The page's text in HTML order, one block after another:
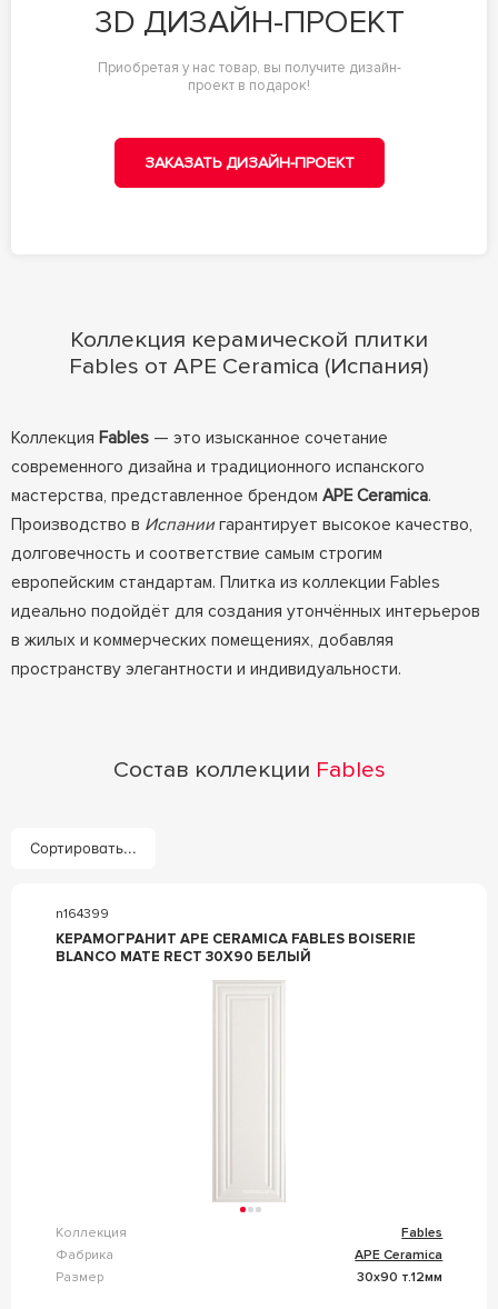
3D ДИЗАЙН-ПРОЕКТ
Приобретая у нас товар, вы получите дизайн-
проект в подарок!
ЗАКАЗАТЬ ДИЗАЙН-ПРОЕКТ
Коллекция керамической плитки
Fables от APE Ceramica (Испания)
Коллекция Fables— это изысканное сочетание
современного дизайна и традиционного испанского
мастерства, представленное брендом APE Ceramica.
Производство в Испаниигарантирует высокое качество,
долговечность и соответствие самым строгим
европейским стандартам. Плитка из коллекции Fables
идеально подойдёт для создания утончённых интерьеров
в жилых и коммерческих помещениях, добавляя
пространству элегантности и индивидуальности.
Состав коллекции Fables
Сортировать...
n164399
КЕРАМОГРАНИТ APE CERAMICA FABLES BOISERIE
BLANCO MATE RECT 30X90 БЕЛЫЙ
Коллекция
Fables
Фабрика
APE Ceramica
Размер
30x90 т.12мм